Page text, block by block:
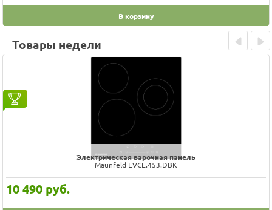
В корзину
Товары недели
Электрическая варочная панель
Maunfeld EVCE.453.DBK
10 490 руб.
Prev Next